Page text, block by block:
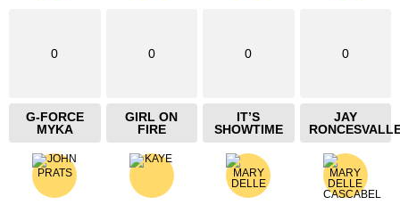
0
G-FORCE
MYKA
0
GIRL ON
FIRE
0
IT’S
SHOWTIME
0
JAY